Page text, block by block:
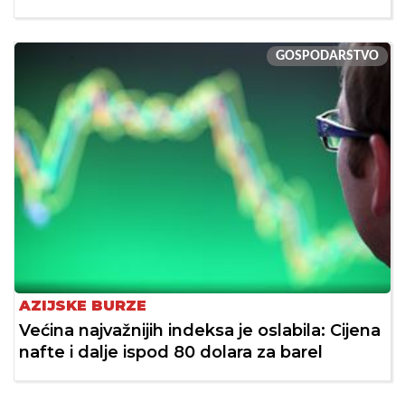
GOSPODARSTVO
AZIJSKE BURZE
Većina najvažnijih indeksa je oslabila: Cijena
nafte i dalje ispod 80 dolara za barel